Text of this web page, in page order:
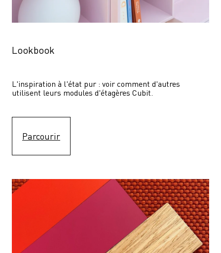
Lookbook
L'inspiration à l'état pur : voir comment d'autres
utilisent leurs modules d'étagères Cubit.
Parcourir